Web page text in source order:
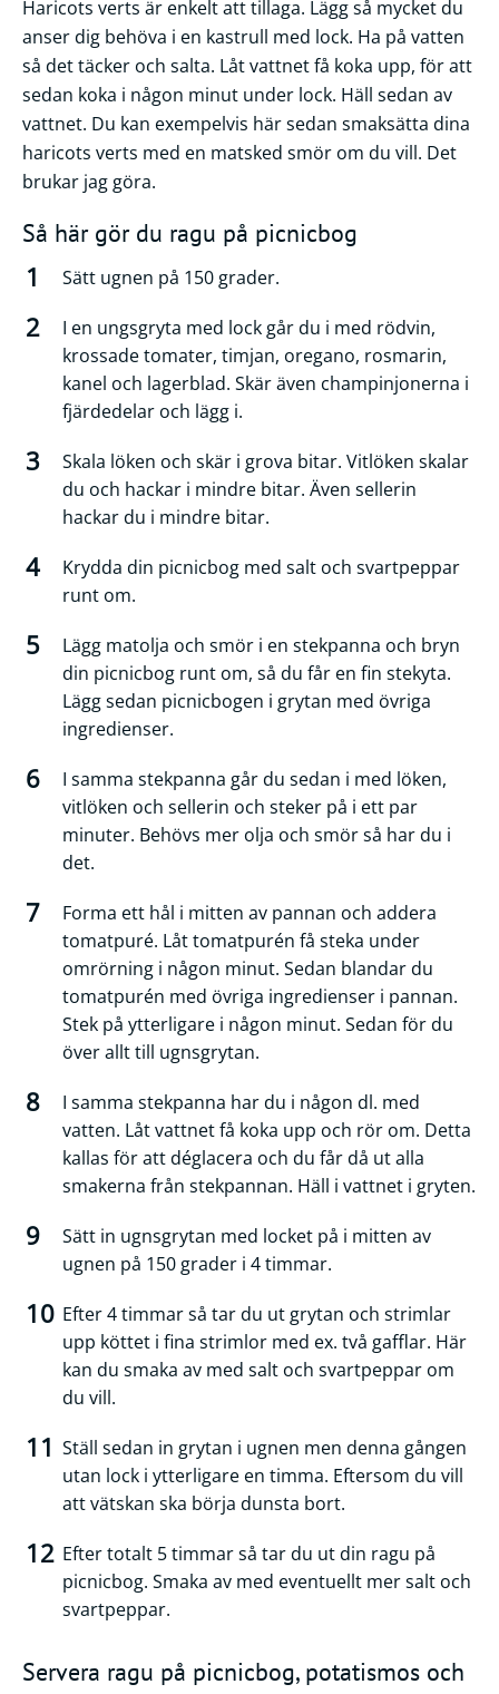
Haricots verts är enkelt att tillaga. Lägg så mycket du
anser dig behöva i en kastrull med lock. Ha på vatten
så det täcker och salta. Låt vattnet få koka upp, för att
sedan koka i någon minut under lock. Häll sedan av
vattnet. Du kan exempelvis här sedan smaksätta dina
haricots verts med en matsked smör om du vill. Det
brukar jag göra.
Så här gör du ragu på picnicbog
Sätt ugnen på 150 grader.
I en ungsgryta med lock går du i med rödvin,
krossade tomater, timjan, oregano, rosmarin,
kanel och lagerblad. Skär även champinjonerna i
fjärdedelar och lägg i.
Skala löken och skär i grova bitar. Vitlöken skalar
du och hackar i mindre bitar. Även sellerin
hackar du i mindre bitar.
Krydda din picnicbog med salt och svartpeppar
runt om.
Lägg matolja och smör i en stekpanna och bryn
din picnicbog runt om, så du får en fin stekyta.
Lägg sedan picnicbogen i grytan med övriga
ingredienser.
I samma stekpanna går du sedan i med löken,
vitlöken och sellerin och steker på i ett par
minuter. Behövs mer olja och smör så har du i
det.
Forma ett hål i mitten av pannan och addera
tomatpuré. Låt tomatpurén få steka under
omrörning i någon minut. Sedan blandar du
tomatpurén med övriga ingredienser i pannan.
Stek på ytterligare i någon minut. Sedan för du
över allt till ugnsgrytan.
I samma stekpanna har du i någon dl. med
vatten. Låt vattnet få koka upp och rör om. Detta
kallas för att déglacera och du får då ut alla
smakerna från stekpannan. Häll i vattnet i gryten.
Sätt in ugnsgrytan med locket på i mitten av
ugnen på 150 grader i 4 timmar.
Efter 4 timmar så tar du ut grytan och strimlar
upp köttet i fina strimlor med ex. två gafflar. Här
kan du smaka av med salt och svartpeppar om
du vill.
Ställ sedan in grytan i ugnen men denna gången
utan lock i ytterligare en timma. Eftersom du vill
att vätskan ska börja dunsta bort.
Efter totalt 5 timmar så tar du ut din ragu på
picnicbog. Smaka av med eventuellt mer salt och
svartpeppar.
Servera ragu på picnicbog, potatismos och